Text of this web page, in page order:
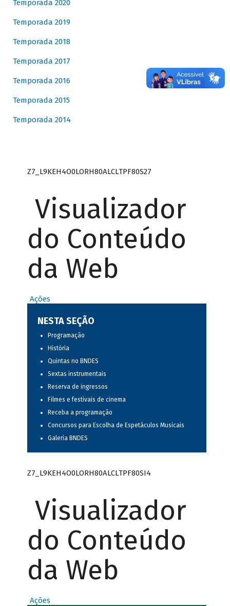
Temporada 2020
Temporada 2019
Temporada 2018
Temporada 2017
Temporada 2016
Temporada 2015
Temporada 2014
Z7_L9KEH4O0LORH80ALCLTPF80S27
Visualizador
do Conteúdo
da Web
Ações
NESTA SEÇÃO
Programação
História
Quintas no BNDES
Sextas instrumentais
Reserva de ingressos
Filmes e festivais de cinema
Receba a programação
Concursos para Escolha de Espetáculos Musicais
Galeria BNDES
Z7_L9KEH4O0LORH80ALCLTPF80SI4
Visualizador
do Conteúdo
da Web
Ações